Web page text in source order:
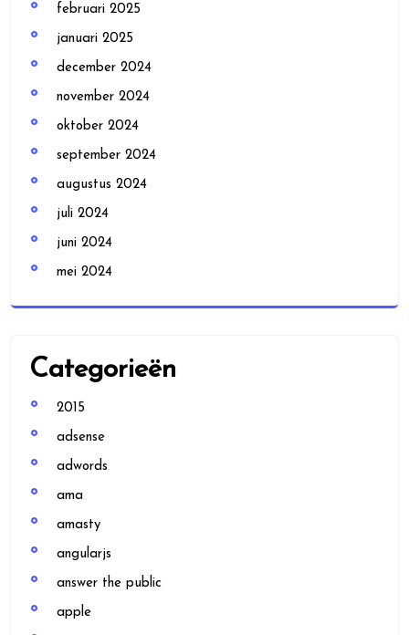
februari 2025
januari 2025
december 2024
november 2024
oktober 2024
september 2024
augustus 2024
juli 2024
juni 2024
mei 2024
Categorieën
2015
adsense
adwords
ama
amasty
angularjs
answer the public
apple